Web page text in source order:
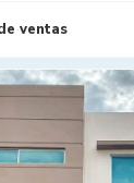
ventas